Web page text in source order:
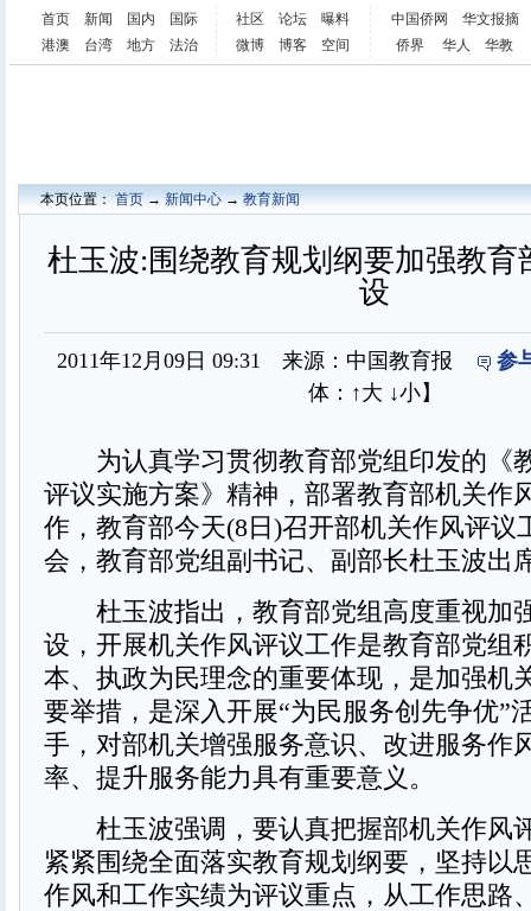
首页 新闻 国内
国际
港澳
台湾 地方 法治
社区 论坛
曝料
微博
博客 空间
中国侨网
华文报摘
侨界
华人 华教
本页位置：首页→新闻中心→教育新闻
杜玉波:围绕教育规划纲要加强教育
设
2011年12月09日 09:31 来源：中国教育报
参
体： ↑大 ↓小】
为认真学习贯彻教育部党组印发的《
评议实施方案》精神，部署教育部机关作
作，教育部今天(8日)召开部机关作风评议
会，教育部党组副书记、副部长杜玉波出
杜玉波指出，教育部党组高度重视加
设，开展机关作风评议工作是教育部党组
本、执政为民理念的重要体现，是加强机
要举措，是深入开展“为民服务创先争优”
手，对部机关增强服务意识、改进服务作
率、提升服务能力具有重要意义。
杜玉波强调，要认真把握部机关作风
紧紧围绕全面落实教育规划纲要，坚持以
作风和工作实绩为评议重点，从工作思路